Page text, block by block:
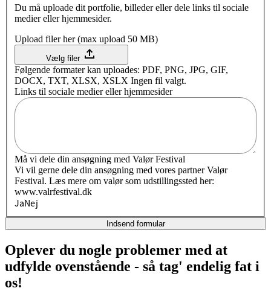
Du må uploade dit portfolie, billeder eller dele links til sociale
medier eller hjemmesider.
Upload filer her (max upload 50 MB)
Vælg filer
Følgende formater kan uploades: PDF, PNG, JPG, GIF,
DOCX, TXT, XLSX, XSLX Ingen fil valgt.
Links til sociale medier eller hjemmesider
Må vi dele din ansøgning med Valør Festival
Vi vil gerne dele din ansøgning med vores partner Valør
Festival. Læs mere om valør som udstillingssted her:
www.valrfestival.dk
JaNej
Indsend formular
Oplever du nogle problemer med at
udfylde ovenstående - så tag' endelig fat i
os!